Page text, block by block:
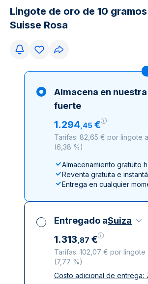
Lingote de oro de 10 gramos
Suisse Rosa
Almacena en nuestra
fuerte
1.294,45 €
Tarifas: 82,65 € por lingote
(6,38 %)
Almacenamiento gratuito
Reventa gratuita e
Entrega en cualquier
Entregado aSuiza
1.313,87 €
Tarifas: 102,07 € por lingote
(7,77 %)
Impuestos incluidos
Costo adicional de entrega: